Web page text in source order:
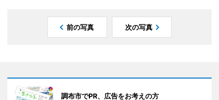
前の写真 次の写真
調布市でPR、広告をお考えの方